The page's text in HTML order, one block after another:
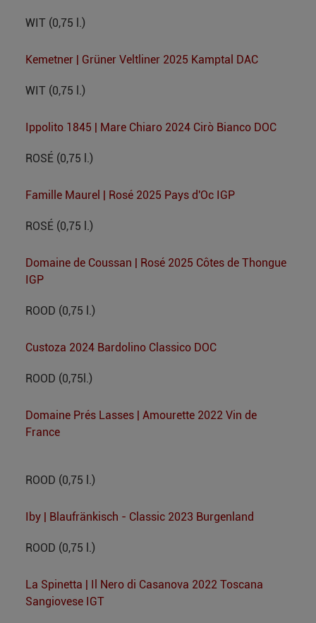
WIT (0,75 l.)
Kemetner | Grüner Veltliner 2025 Kamptal DAC
WIT (0,75 l.)
Ippolito 1845 | Mare Chiaro 2024 Cirò Bianco DOC
ROSÉ (0,75 l.)
Famille Maurel | Rosé 2025 Pays d'Oc IGP
ROSÉ (0,75 l.)
Domaine de Coussan | Rosé 2025 Côtes de Thongue
IGP
ROOD (0,75 l.)
Custoza 2024 Bardolino Classico DOC
ROOD (0,75l.)
Domaine Prés Lasses | Amourette 2022 Vin de
France
ROOD (0,75 l.)
Iby | Blaufränkisch - Classic 2023 Burgenland
ROOD (0,75 l.)
La Spinetta | Il Nero di Casanova 2022 Toscana
Sangiovese IGT